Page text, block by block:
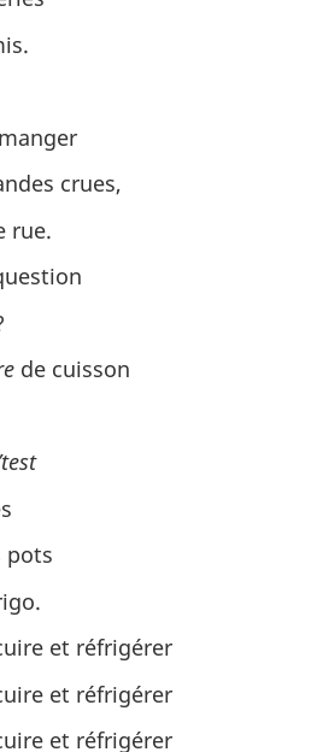
crues,
rue.
de cuisson
pots
et réfrigérer
et réfrigérer
et réfrigérer